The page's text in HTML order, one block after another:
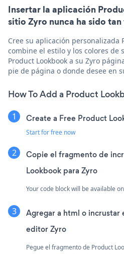
Insertar la aplicación
sitio Zyro nunca ha sido
Cree su aplicación personalizada
combine el estilo y los colores de
Product Lookbook a su Zyro
pie de página o donde desee en
How To Add a Product
Create a Free Product
Start for free now
Copie el fragmento de
Lookbook para Zyro
Your code block will be available
Agregar a html o
editor Zyro
Pegue el fragmento de Product